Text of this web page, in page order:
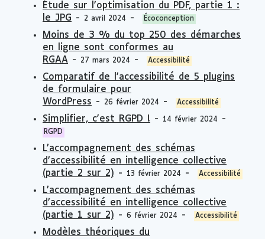
Étude sur l'optimisation du PDF, partie 1 :
le JPG - 2 avril 2024 - Écoconception
Moins de 3 % du top 250 des démarches
en ligne sont conformes au
RGAA - 27 mars 2024 - Accessibilité
Comparatif de l'accessibilité de 5 plugins
de formulaire pour
WordPress - 26 février 2024 - Accessibilité
Simplifier, c'est RGPD ! - 14 février 2024 -
RGPD
L’accompagnement des schémas
d’accessibilité en intelligence collective
(partie 2 sur 2) - 13 février 2024 - Accessibilité
L’accompagnement des schémas
d’accessibilité en intelligence collective
(partie 1 sur 2) - 6 février 2024 - Accessibilité
Modèles théoriques du